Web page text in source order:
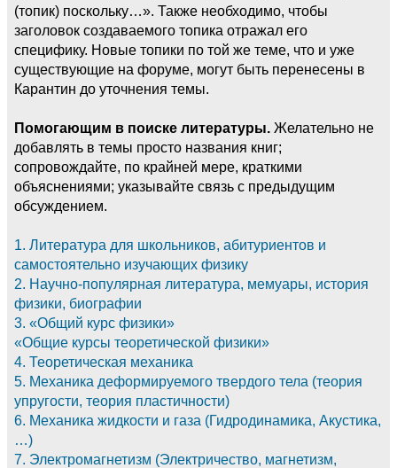
(топик) поскольку…». Также необходимо, чтобы
заголовок создаваемого топика отражал его
специфику. Новые топики по той же теме, что и уже
существующие на форуме, могут быть перенесены в
Карантин до уточнения темы.
Помогающим в поиске литературы. Желательно не
добавлять в темы просто названия книг;
сопровождайте, по крайней мере, краткими
объяснениями; указывайте связь с предыдущим
обсуждением.
1. Литература для школьников, абитуриентов и
самостоятельно изучающих физику
2. Научно-популярная литература, мемуары, история
физики, биографии
3. «Общий курс физики»
«Общие курсы теоретической физики»
4. Теоретическая механика
5. Механика деформируемого твердого тела (теория
упругости, теория пластичности)
6. Механика жидкости и газа (Гидродинамика, Акустика,
…)
7. Электромагнетизм (Электричество, магнетизм,